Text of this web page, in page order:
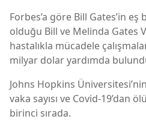
Forbes’a göre Bill Gates’in
olduğu Bill ve Melinda Gates
hastalıkla mücadele
milyar dolar yardımda
Johns Hopkins
vaka sayısı ve Covid-19’dan
birinci sırada.